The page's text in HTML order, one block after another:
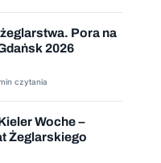
Pora na
2026
czytania
Woche –
Żeglarskiego